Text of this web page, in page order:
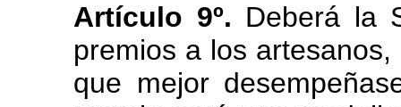
Artículo 9º. Deberá la
premios a los
que mejor